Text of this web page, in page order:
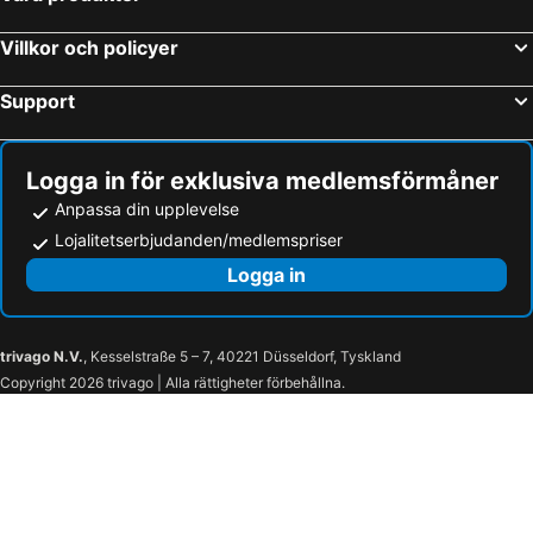
Villkor och policyer
Support
Logga in för exklusiva medlemsförmåner
Anpassa din upplevelse
Lojalitetserbjudanden/medlemspriser
Logga in
trivago N.V., Kesselstraße 5 – 7, 40221 Düsseldorf, Tyskland
Copyright 2026 trivago | Alla rättigheter förbehållna.